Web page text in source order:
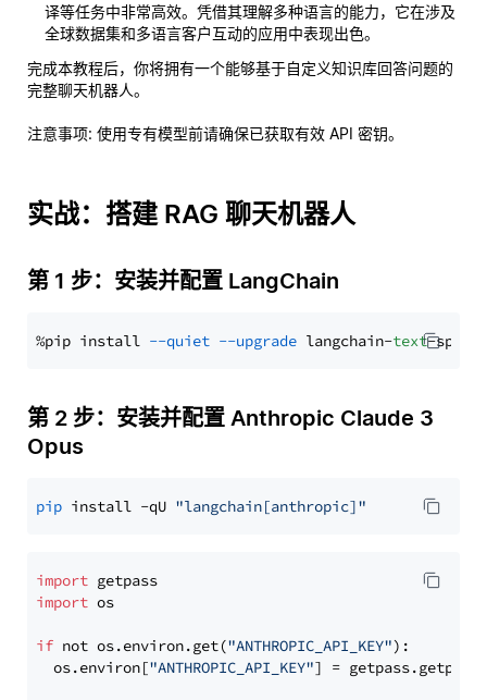
译等任务中非常高效。凭借其理解多种语言的能力，它在涉及
全球数据集和多语言客户互动的应用中表现出色。
完成本教程后，你将拥有一个能够基于自定义知识库回答问题的
完整聊天机器人。
注意事项: 使用专有模型前请确保已获取有效 API 密钥。
实战：搭建 RAG 聊天机器人
第 1 步：安装并配置 LangChain
%pip install --quiet --upgrade langchain-text
第 2 步：安装并配置 Anthropic Claude 3
Opus
pip install -qU "langchain[anthropic]"
import
import os
if not os.environ.get("ANTHROPIC_API_KEY"):
  os.environ[
"ANTHROPIC_API_KEY"] = getpass.getpass(